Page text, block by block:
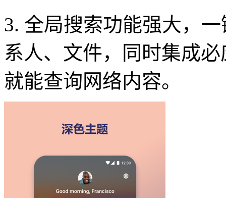
3. 全局搜索功能强大，
系人、文件，同时集成
就能查询网络内容。